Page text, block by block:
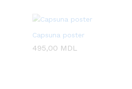
Capsuna poster
495,00 MDL
495,00 MDL